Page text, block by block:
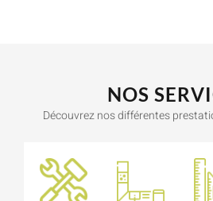
NOS
Découvrez nos différentes